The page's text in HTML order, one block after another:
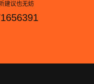
建议也无妨